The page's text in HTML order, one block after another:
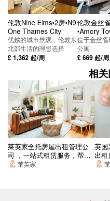
Thames Barrier Stop T
Custom House (for ExCel) DLR
Bridgeland Road Stop G
Connaught Bridge Stop M
South Quay
Canada Square South Stop J
Canary Wharf Elizabeth Line
Harbour Exchange Square Stop
Churchill Place
伦敦Nine Elms•2房•N9
One Thames City
优越的城市景观，伦敦东
北部生活的理想选择
£ 1,362 起/周
伦敦金丝
•Amory
位于金丝
公寓
£ 669 起/周
相
莱英家全托房屋出租管理公
司 ，一站式租赁服务，帮你
找到梦想的居所
莱英家
英国
出租
料？